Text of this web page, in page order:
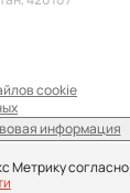
cookie
информация
Метрику согласно